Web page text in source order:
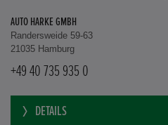
AUTO HARKE GMBH
Randersweide 59-63
21035 Hamburg
+49 40 735 935 0
DETAILS